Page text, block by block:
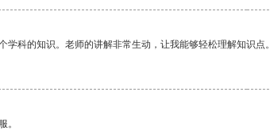
科的知识。老师的讲解非常生动，让我能够轻松理解知识点。
。